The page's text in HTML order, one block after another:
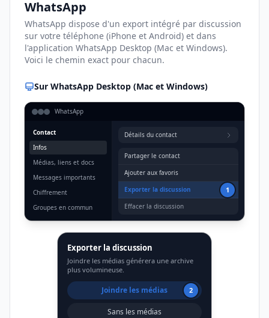
WhatsApp
WhatsApp dispose d'un export intégré par discussion
sur votre téléphone (iPhone et Android) et dans
l'application WhatsApp Desktop (Mac et Windows).
Voici le chemin exact pour chacun.
Sur WhatsApp Desktop (Mac et Windows)
WhatsApp
Contact
Infos
Médias, liens et docs
Messages importants
Chiffrement
Groupes en commun
Détails du contact
Partager le contact
Ajouter aux favoris
Exporter la discussion
1
Effacer la discussion
Exporter la discussion
Joindre les médias générera une archive
plus volumineuse.
Joindre les médias 2
Sans les médias